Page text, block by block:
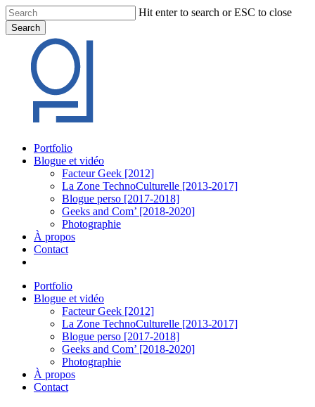
Skip
to
main
content
Hit enter to search or ESC to close
Search
Search
Menu
Portfolio
Blogue et vidéo
Facteur Geek [2012]
La Zone TechnoCulturelle [2013-2017]
Blogue perso [2017-2018]
Geeks and Com’ [2018-2020]
Photographie
À propos
Contact
Portfolio
Blogue et vidéo
Facteur Geek [2012]
La Zone TechnoCulturelle [2013-2017]
Blogue perso [2017-2018]
Geeks and Com’ [2018-2020]
Photographie
À propos
Contact